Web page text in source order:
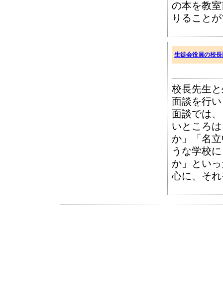
の本を教
りること
生徒会役員の校
校長先生
面談を行
面談では
いところ
か」「名
うな学校
か」とい
心に、そ